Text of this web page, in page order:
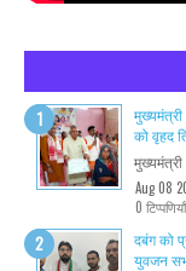
को वृहद
मुख्यमंत्री
Aug 08
0 टिप्पणियाँ
दबंग को
युवजन